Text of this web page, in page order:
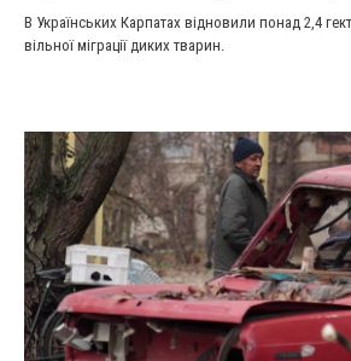
В Українських Карпатах відновили понад 2,4
вільної міграції диких тварин.